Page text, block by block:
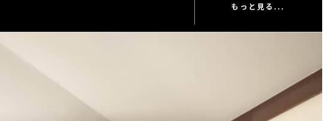
もっと見る...